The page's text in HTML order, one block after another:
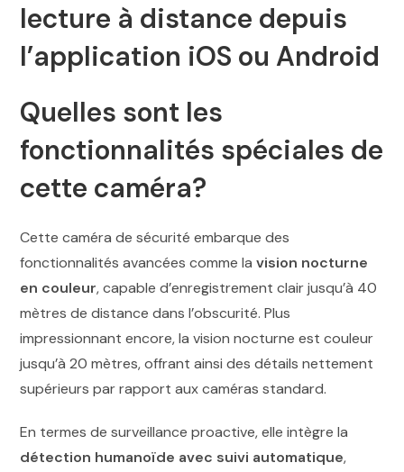
lecture à distance depuis
l’application iOS ou Android
Quelles sont les
fonctionnalités spéciales de
cette caméra?
Cette caméra de sécurité embarque des
fonctionnalités avancées comme lavision nocturne
en couleur, capable d’enregistrement clair jusqu’à 40
mètres de distance dans l’obscurité. Plus
impressionnant encore, la vision nocturne est couleur
jusqu’à 20 mètres, offrant ainsi des détails nettement
supérieurs par rapport aux caméras standard.
En termes de surveillance proactive, elle intègre la
détection humanoïde avec suivi automatique,